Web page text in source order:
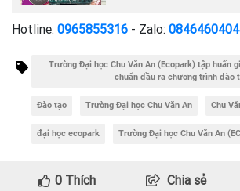
Hotline: 0965855316 - Zalo: 0846460404
Trường Đại học Chu Văn An (Ecopark) tập huấn
chuẩn đầu ra chương trình đào
Đào tạo Trường Đại học Chu Văn An Chu
đại học ecopark Trường Đại học Chu Văn An
0Thích Chia sẻ